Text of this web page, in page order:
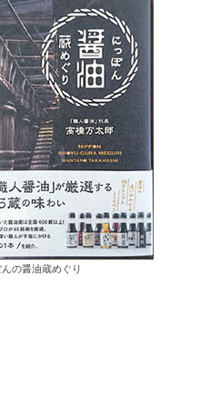
の醤油蔵めぐり